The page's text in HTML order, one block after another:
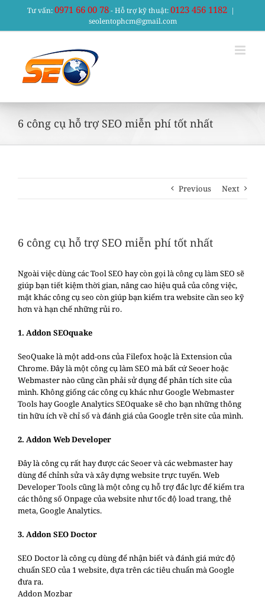
content
Tư vấn:0971 66 00 78- Hỗ trợ kỹ thuật:0123 456 1182 |
seolentophcm@gmail.com
6 công cụ hỗ trợ SEO miễn phí tốt nhất
Previous Next
6 công cụ hỗ trợ SEO miễn phí tốt nhất
Ngoài việc dùng các Tool SEO hay còn gọi là công cụ làm SEO sẽ
giúp bạn tiết kiệm thời gian, nâng cao hiệu quả của công việc,
mặt khác công cụ seo còn giúp bạn kiểm tra website cần seo kỹ
hơn và hạn chế những rủi ro.
1. Addon SEOquake
SeoQuake là một add-ons của Filefox hoặc là Extension của
Chrome. Đây là một công cụ làm SEO mà bất cứ Seoer hoặc
Webmaster nào cũng cần phải sử dụng để phân tích site của
mình. Không giống các công cụ khác như Google Webmaster
Tools hay Google Analytics SEOquake sẽ cho bạn những thông
tin hữu ích về chỉ số và đánh giá của Google trên site của mình.
2. Addon Web Developer
Đây là công cụ rất hay được các Seoer và các webmaster hay
dùng để chỉnh sửa và xây dựng website trực tuyến. Web
Developer Tools cũng là một công cụ hỗ trợ đắc lực để kiểm tra
các thông số Onpage của website như tốc độ load trang, thẻ
meta, Google Analytics.
3. Addon SEO Doctor
SEO Doctor là công cụ dùng để nhận biết và đánh giá mức độ
chuẩn SEO của 1 website, dựa trên các tiêu chuẩn mà Google
đưa ra.
Addon Mozbar